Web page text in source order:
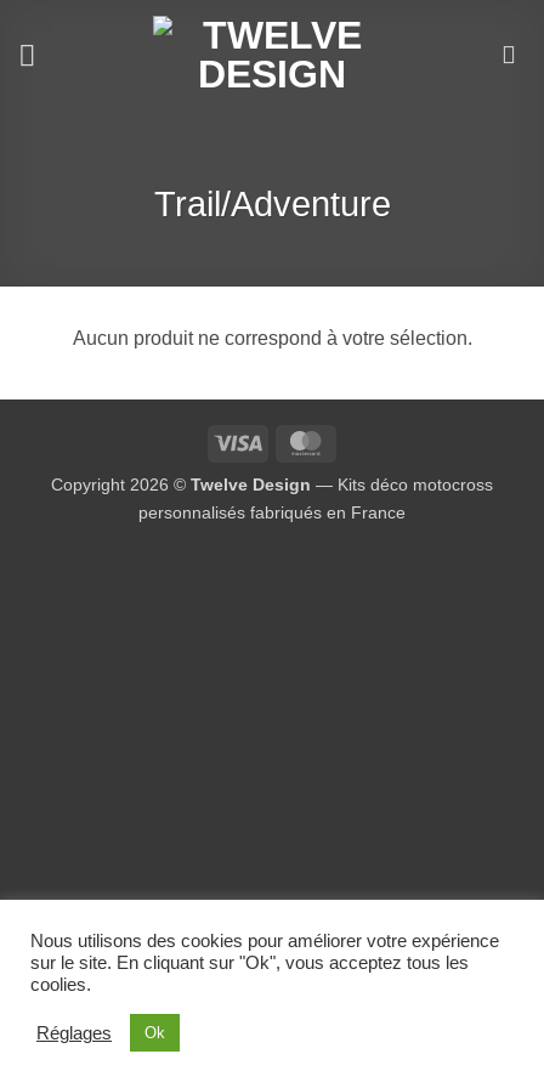
Trail/Adventure
Aucun produit ne correspond à votre sélection.
Visa
Copyright 2026 © Twelve Design — Kits déco motocross
personnalisés fabriqués en France
Nous utilisons des cookies pour améliorer votre expérience
sur le site. En cliquant sur "Ok", vous acceptez tous les
coolies.
Réglages Ok